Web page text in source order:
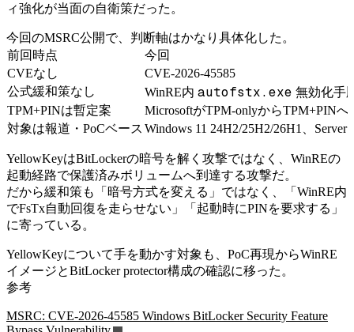
ィ強化が当面の自衛策だった。
今回のMSRC公開で、判断軸はかなり具体化した。
前回時点
今回
CVEなし
CVE-2026-45585
公式緩和策なし
WinRE内 autofstx.exe 無効化手
TPM+PINは暫定案
MicrosoftがTPM-onlyからTPM+PIN
対象は報道・PoCベース Windows 11 24H2/25H2/26H1、
YellowKeyはBitLockerの暗号を解く攻撃ではなく、WinREの
起動経路で保護済みボリュームへ到達する攻撃だ。
だから緩和策も「暗号方式を変える」ではなく、「WinRE内
でFsTx自動回復を走らせない」「起動時にPINを要求する」
に寄っている。
YellowKeyについて手を動かす対象も、PoC再現からWinRE
イメージとBitLocker protector構成の確認に移った。
参考
MSRC: CVE-2026-45585 Windows BitLocker Security Feature